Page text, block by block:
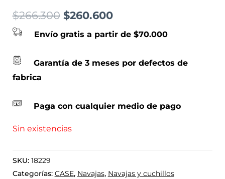
$266.300 $260.600
Envío gratis a partir de $70.000
Garantía de 3 meses por defectos de
fabrica
Paga con cualquier medio de pago
Sin existencias
SKU: 18229
Categorías: CASE, Navajas, Navajas y cuchillos